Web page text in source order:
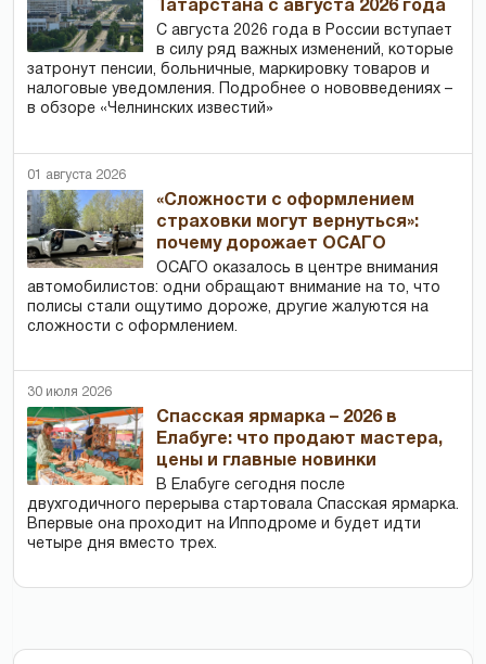
Татарстана с августа 2026 года
С августа 2026 года в России вступает
в силу ряд важных изменений, которые
затронут пенсии, больничные, маркировку товаров и
налоговые уведомления. Подробнее о нововведениях –
в обзоре «Челнинских известий»
01 августа 2026
«Сложности с оформлением
страховки могут вернуться»:
почему дорожает ОСАГО
ОСАГО оказалось в центре внимания
автомобилистов: одни обращают внимание на то, что
полисы стали ощутимо дороже, другие жалуются на
сложности с оформлением.
30 июля 2026
Спасская ярмарка – 2026 в
Елабуге: что продают мастера,
цены и главные новинки
В Елабуге сегодня после
двухгодичного перерыва стартовала Спасская ярмарка.
Впервые она проходит на Ипподроме и будет идти
четыре дня вместо трех.